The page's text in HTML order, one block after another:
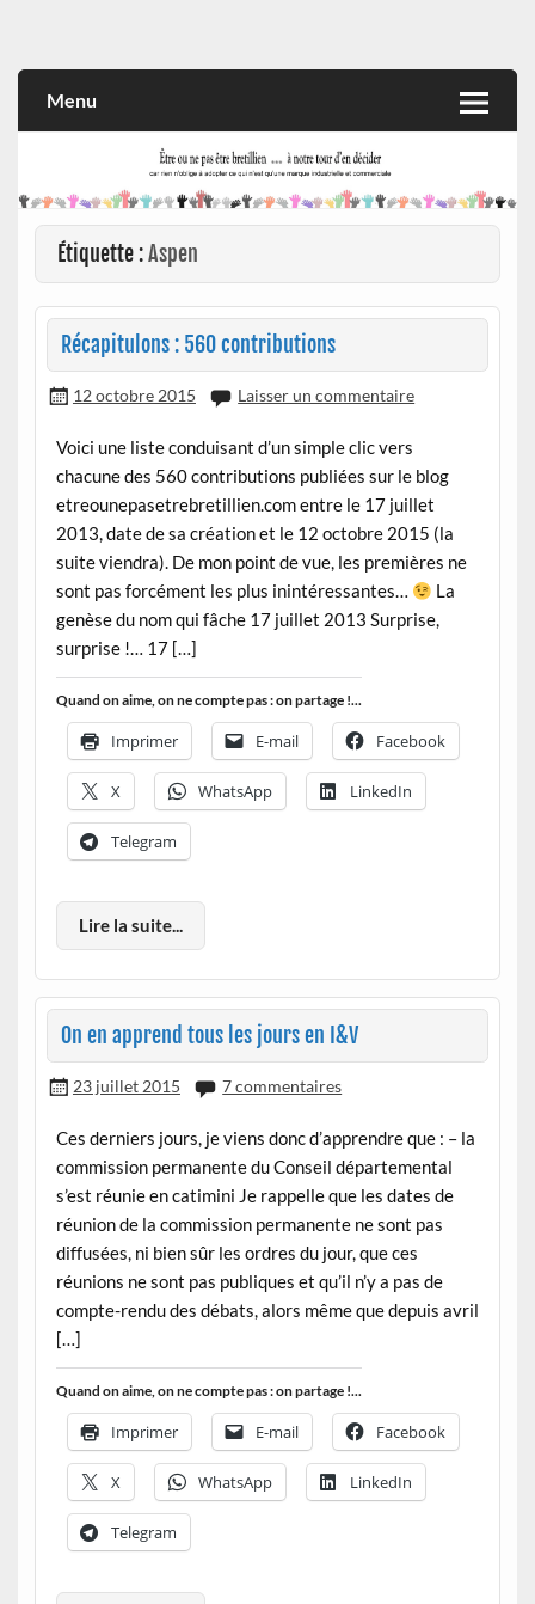
et commerciale
Menu
Étiquette :Aspen
Récapitulons : 560 contributions
12 octobre 2015 Laisser un commentaire
Voici une liste conduisant d’un simple clic vers
chacune des 560 contributions publiées sur le blog
etreounepasetrebretillien.com entre le 17 juillet
2013, date de sa création et le 12 octobre 2015 (la
suite viendra). De mon point de vue, les premières ne
sont pas forcément les plus inintéressantes…
La
genèse du nom qui fâche 17 juillet 2013 Surprise,
surprise !… 17 […]
Quand on aime, on ne compte pas : on partage !...
Imprimer E-mail Facebook
X WhatsApp LinkedIn
Telegram
Lire la suite...
On en apprend tous les jours en I&V
23 juillet 2015 7 commentaires
Ces derniers jours, je viens donc d’apprendre que : – la
commission permanente du Conseil départemental
s’est réunie en catimini Je rappelle que les dates de
réunion de la commission permanente ne sont pas
diffusées, ni bien sûr les ordres du jour, que ces
réunions ne sont pas publiques et qu’il n’y a pas de
compte-rendu des débats, alors même que depuis avril
[…]
Quand on aime, on ne compte pas : on partage !...
Imprimer E-mail Facebook
X WhatsApp LinkedIn
Telegram